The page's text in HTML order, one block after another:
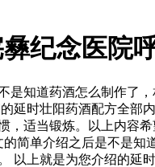
纪念医院
知道药酒怎么制作
延时壮阳药酒配方全
适当锻炼。以上内容希
简单介绍之后是不是
以上就是为您介绍的